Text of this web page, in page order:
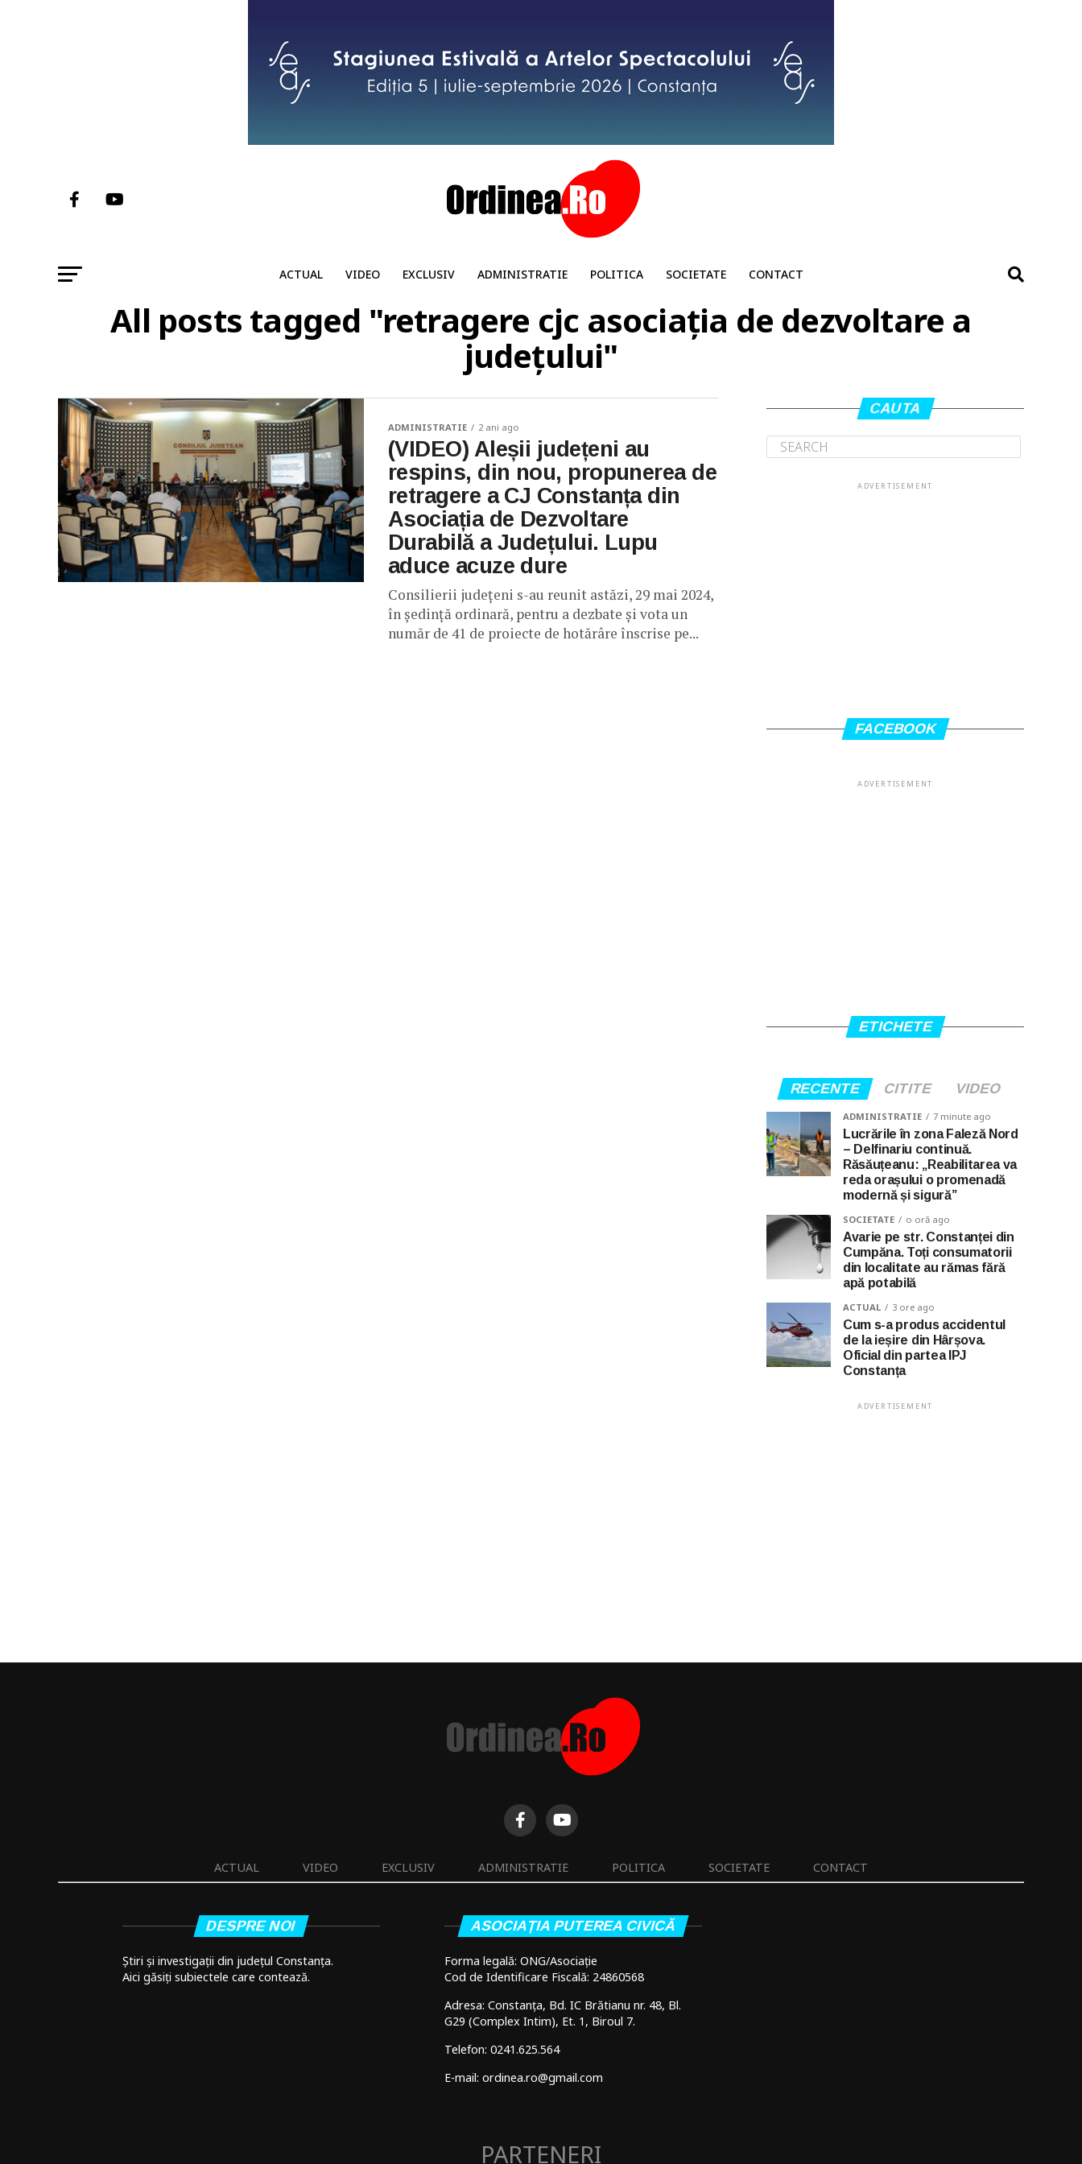
ACTUAL VIDEO EXCLUSIV ADMINISTRATIE POLITICA SOCIETATE CONTACT
All posts tagged "retragere cjc asociația de dezvoltare a
județului"
ADMINISTRATIE 2 ani ago
(VIDEO) Aleșii județeni au
respins, din nou, propunerea de
retragere a CJ Constanța din
Asociația de Dezvoltare
Durabilă a Județului. Lupu
aduce acuze dure
Consilierii județeni s-au reunit astăzi, 29 mai 2024,
în şedinţă ordinară, pentru a dezbate şi vota un
număr de 41 de proiecte de hotărâre înscrise pe...
CAUTA
ADVERTISEMENT
FACEBOOK
ADVERTISEMENT
ETICHETE
RECENTE CITITE VIDEO
ADMINISTRATIE 7 minute ago
Lucrările în zona Faleză Nord
– Delfinariu continuă.
Răsăuțeanu: „Reabilitarea va
reda orașului o promenadă
modernă și sigură”
SOCIETATE o oră ago
Avarie pe str. Constanței din
Cumpăna. Toți consumatorii
din localitate au rămas fără
apă potabilă
ACTUAL 3 ore ago
Cum s-a produs accidentul
de la ieșire din Hârșova.
Oficial din partea IPJ
Constanța
ADVERTISEMENT
ACTUAL VIDEO EXCLUSIV ADMINISTRATIE POLITICA SOCIETATE CONTACT
DESPRE NOI
Știri și investigații din județul Constanța.
Aici găsiți subiectele care contează.
ASOCIAȚIA PUTEREA CIVICĂ
Forma legală: ONG/Asociație
Cod de Identificare Fiscală: 24860568
Adresa: Constanța, Bd. IC Brătianu nr. 48, Bl.
G29 (Complex Intim), Et. 1, Biroul 7.
Telefon: 0241.625.564
E-mail: ordinea.ro@gmail.com
PARTENERI